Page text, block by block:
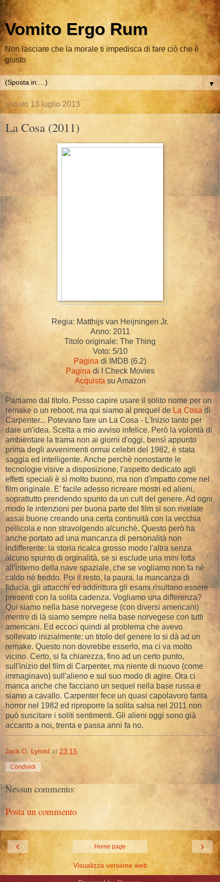
Vomito Ergo Rum
Non lasciare che la morale ti impedisca di fare ciò che è
giusto
▼
sabato 13 luglio 2013
La Cosa (2011)
Regia: Matthijs van Heijningen Jr.
Anno: 2011
Titolo originale: The Thing
Voto: 5/10
Pagina di IMDB (6.2)
Pagina di I Check Movies
Acquista su Amazon
Partiamo dal titolo. Posso capire usare il solito nome per un
remake o un reboot, ma qui siamo al prequel de La Cosa di
Carpenter... Potevano fare un La Cosa - L'Inizio tanto per
dare un'idea. Scelta a mio avviso infelice. Però la volontà di
ambientare la trama non ai giorni d'oggi, bensì appunto
prima degli avvenimenti ormai celebri del 1982, è stata
saggia ed intelligente. Anche perchè nonostante le
tecnologie visive a disposizione, l'aspetto dedicato agli
effetti speciali è sì molto buono, ma non d'impatto come nel
film originale. E' facile adesso ricreare mostri ed alieni,
soprattutto prendendo spunto da un cult del genere. Ad ogni
modo le intenzioni per buona parte del film si son rivelate
assai buone creando una certa continuità con la vecchia
pellicola e non stravolgendo alcunchè. Questo però ha
anche portato ad una mancanza di personalità non
indifferente: la storia ricalca grosso modo l'altra senza
alcuno spunto di orginalità, se si esclude una mini lotta
all'interno della nave spaziale, che se vogliamo non fa nè
caldo nè freddo. Poi il resto, la paura, la mancanza di
fiducia, gli attacchi ed addirittura gli esami risultano essere
presenti con la solita cadenza. Vogliamo una differenza?
Qui siamo nella base norvegese (con diversi americani)
mentre di là siamo sempre nella base norvegese con tutti
americani. Ed eccoci quindi al problema che avevo
sollevato inizialmente: un titolo del genere lo si dà ad un
remake. Questo non dovrebbe esserlo, ma ci va molto
vicino. Certo, si fa chiarezza, fino ad un certo punto,
sull'inizio del film di Carpenter, ma niente di nuovo (come
immaginavo) sull'alieno e sul suo modo di agire. Ora ci
manca anche che facciano un sequel nella base russa e
siamo a cavallo. Carpenter fece un quasi capolavoro fanta
horror nel 1982 ed riproporre la solita salsa nel 2011 non
può suscitare i soliti sentimenti. Gli alieni oggi sono già
accanto a noi, trenta e passa anni fa no.
Jack O. Lyroid at 23:15
Condividi
Nessun commento:
Posta un commento
‹ ›
Home page
Visualizza versione web